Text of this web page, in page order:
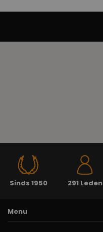
Sinds 1950 291 Leden
Menu